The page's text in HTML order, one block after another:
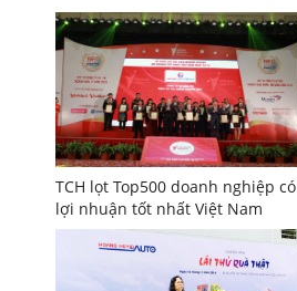
TCH lọt Top500 doanh nghiệp có
lợi nhuận tốt nhất Việt Nam